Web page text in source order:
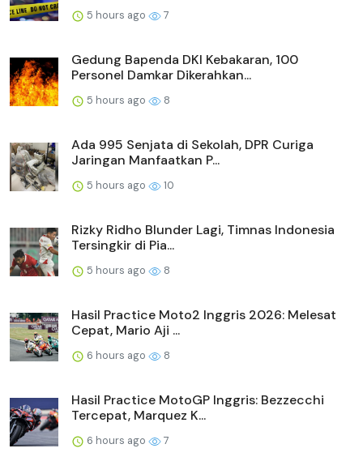
5 hours ago 7
Gedung Bapenda DKI Kebakaran, 100
Personel Damkar Dikerahkan...
5 hours ago 8
Ada 995 Senjata di Sekolah, DPR Curiga
Jaringan Manfaatkan P...
5 hours ago 10
Rizky Ridho Blunder Lagi, Timnas Indonesia
Tersingkir di Pia...
5 hours ago 8
Hasil Practice Moto2 Inggris 2026: Melesat
Cepat, Mario Aji ...
6 hours ago 8
Hasil Practice MotoGP Inggris: Bezzecchi
Tercepat, Marquez K...
6 hours ago 7